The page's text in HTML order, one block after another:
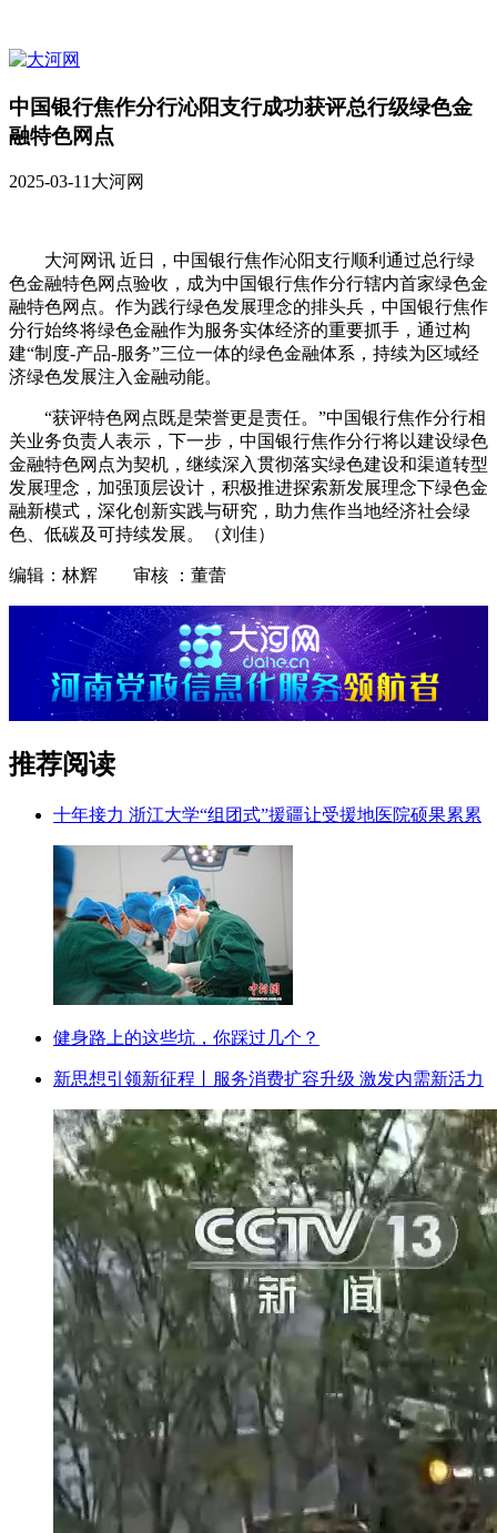
中国银行焦作分行沁阳支行成功获评总行级绿色金
融特色网点
2025-03-11大河网
大河网讯 近日，中国银行焦作沁阳支行顺利通过总行绿
色金融特色网点验收，成为中国银行焦作分行辖内首家绿色金
融特色网点。作为践行绿色发展理念的排头兵，中国银行焦作
分行始终将绿色金融作为服务实体经济的重要抓手，通过构
建“制度-产品-服务”三位一体的绿色金融体系，持续为区域经
济绿色发展注入金融动能。
“获评特色网点既是荣誉更是责任。”中国银行焦作分行相
关业务负责人表示，下一步，中国银行焦作分行将以建设绿色
金融特色网点为契机，继续深入贯彻落实绿色建设和渠道转型
发展理念，加强顶层设计，积极推进探索新发展理念下绿色金
融新模式，深化创新实践与研究，助力焦作当地经济社会绿
色、低碳及可持续发展。（刘佳）
编辑：林辉 审核 ：董蕾
推荐阅读
十年接力 浙江大学“组团式”援疆让受援地医院硕果累累
健身路上的这些坑，你踩过几个？
新思想引领新征程丨服务消费扩容升级 激发内需新活力